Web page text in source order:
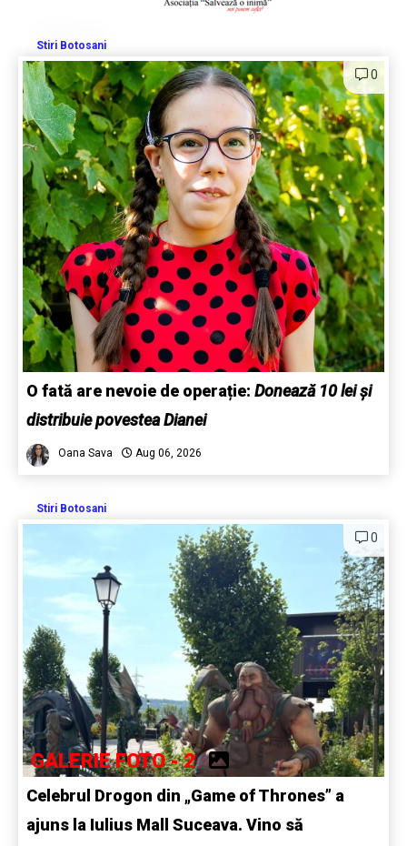
Stiri Botosani
0
O fată are nevoie de operație: Donează 10 lei și
distribuie povestea Dianei
Oana Sava Aug 06, 2026
Stiri Botosani
0
GALERIE FOTO - 2
Celebrul Drogon din „Game of Thrones” a
ajuns la Iulius Mall Suceava. Vino să